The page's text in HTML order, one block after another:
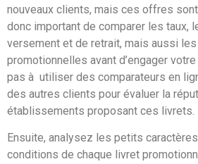
nouveaux clients, mais ces offres
donc important de comparer les taux,
versement et de retrait, mais aussi
promotionnelles avant d’engager
pas à utiliser des comparateurs en
des autres clients pour évaluer la
établissements proposant ces livrets.
Ensuite, analysez les petits
conditions de chaque livret